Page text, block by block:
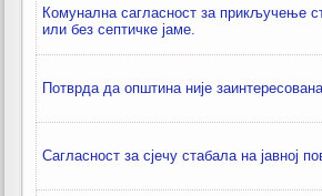
Комунална сагласност за прикључење
или без септичке јаме.
Потврда да општина није
Сагласност за сјечу стабала на јавној